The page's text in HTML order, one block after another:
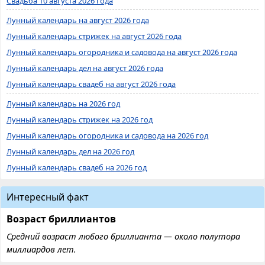
Лунный календарь на август 2026 года
Лунный календарь стрижек на август 2026 года
Лунный календарь огородника и садовода на август 2026 года
Лунный календарь дел на август 2026 года
Лунный календарь свадеб на август 2026 года
Лунный календарь на 2026 год
Лунный календарь стрижек на 2026 год
Лунный календарь огородника и садовода на 2026 год
Лунный календарь дел на 2026 год
Лунный календарь свадеб на 2026 год
Интересный факт
Возраст бриллиантов
Средний возраст любого бриллианта — около полутора
миллиардов лет.